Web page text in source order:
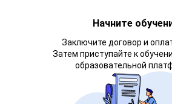
Начните
Заключите договор и
Затем приступайте к
образовательной